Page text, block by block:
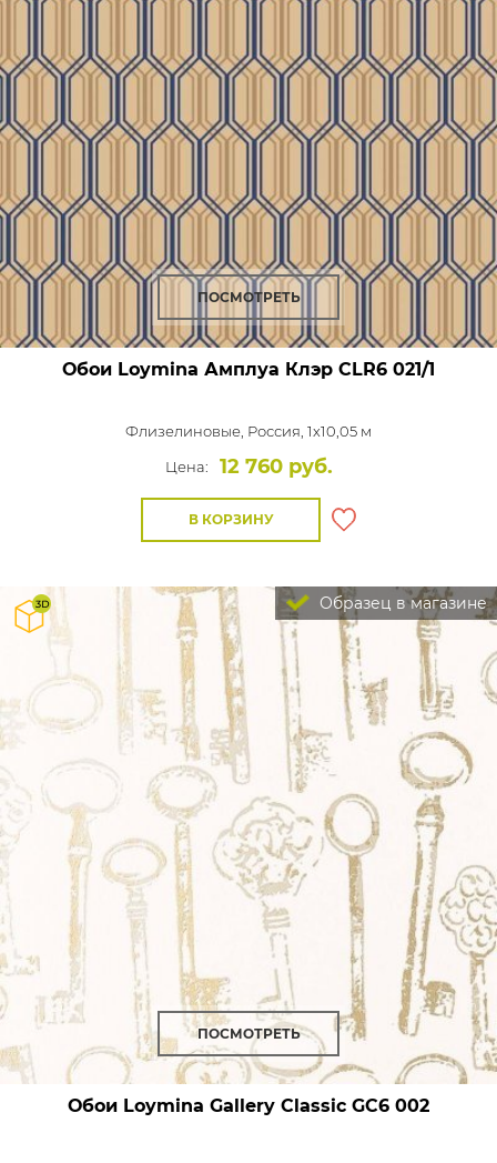
ПОСМОТРЕТЬ
Обои Loymina Амплуа Клэр CLR6 021/1
Флизелиновые, Россия, 1x10,05 м
Цена:
12 760 руб.
В КОРЗИНУ
Образец в магазине
ПОСМОТРЕТЬ
Обои Loymina Gallery Classic GC6 002